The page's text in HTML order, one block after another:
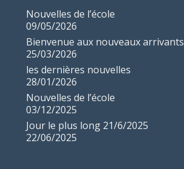
Nouvelles de l’école
09/05/2026
Bienvenue aux nouveaux arrivants
25/03/2026
les dernières nouvelles
28/01/2026
Nouvelles de l’école
03/12/2025
Jour le plus long 21/6/2025
22/06/2025